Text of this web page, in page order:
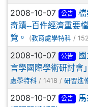
2008-10-07 公告
檔
奇蹟--百件經濟重要
覽。
(教育處學特科 /
2008-10-07 公告
言學國際學術研討會
處學特科 / 1418 / 研習進
2008-10-07 公告